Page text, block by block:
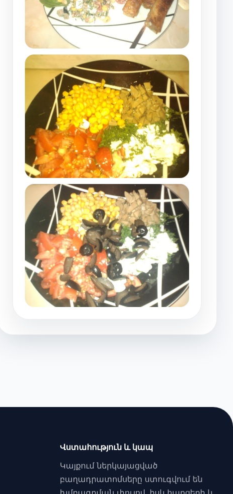
Վստահություն և կապ
Կայքում ներկայացված
բաղադրատոմսերը ստուգվում են